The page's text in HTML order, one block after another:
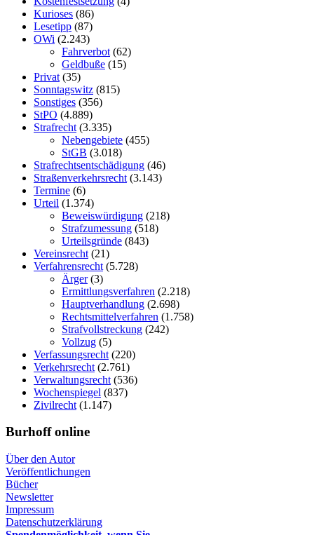
Kurioses (86)
Lesetipp (87)
OWi (2.243)
Fahrverbot (62)
Geldbuße (15)
Privat (35)
Sonntagswitz (815)
Sonstiges (356)
StPO (4.889)
Strafrecht (3.335)
Nebengebiete (455)
StGB (3.018)
Strafrechtsentschädigung (46)
Straßenverkehrsrecht (3.143)
Termine (6)
Urteil (1.374)
Beweiswürdigung (218)
Strafzumessung (518)
Urteilsgründe (843)
Vereinsrecht (21)
Verfahrensrecht (5.728)
Ärger(3)
Ermittlungsverfahren (2.218)
Hauptverhandlung (2.698)
Rechtsmittelverfahren (1.758)
Strafvollstreckung (242)
Vollzug (5)
Verfassungsrecht (220)
Verkehrsrecht (2.761)
Verwaltungsrecht (536)
Wochenspiegel (837)
Zivilrecht (1.147)
Burhoff online
Über den Autor
Veröffentlichungen
Bücher
Newsletter
Impressum
Datenschutzerklärung